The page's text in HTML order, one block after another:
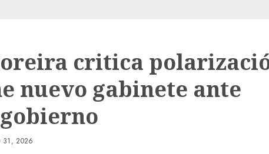
critica
nuevo gabinete ante
31, 2026